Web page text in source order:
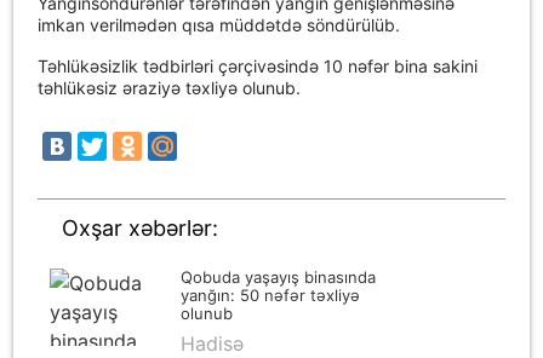
imkan verilmədən qısa müddətdə söndürülüb.
Təhlükəsizlik tədbirləri çərçivəsində 10 nəfər bina sakini
təhlükəsiz əraziyə təxliyə olunub.
Oxşar xəbərlər:
Qobuda yaşayış binasında
yanğın: 50 nəfər təxliyə
olunub
Hadisə